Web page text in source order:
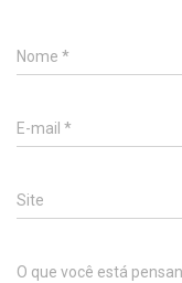
Nome *
E-mail *
Site
O que você está